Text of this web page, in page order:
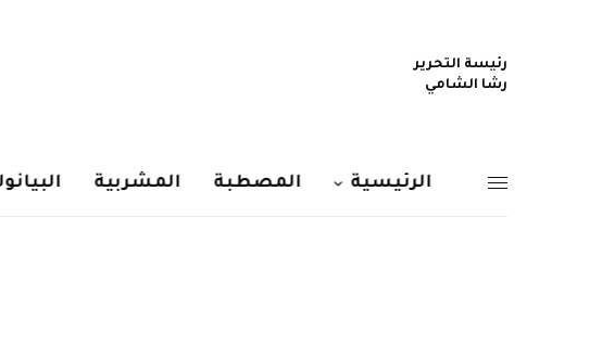
رئيسة التحرير
رشا الشامي
الرئيسية المصطبة المشربية